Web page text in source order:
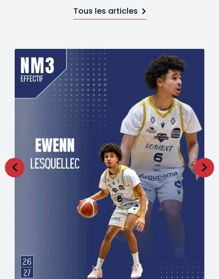
Tous les articles